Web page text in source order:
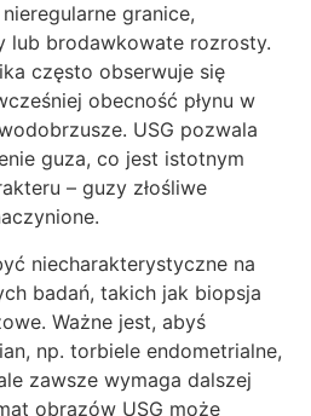
granice,
lub brodawkowate rozrosty.
często obserwuje się
obecność płynu w
USG pozwala
guza, co jest istotnym
– guzy złośliwe
niecharakterystyczne na
badań, takich jak biopsja
Ważne jest, abyś
np. torbiele endometrialne,
zawsze wymaga dalszej
obrazów USG może